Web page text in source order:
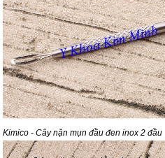
Kimico - Cây nặn mụn đầu đen inox 2 đầu